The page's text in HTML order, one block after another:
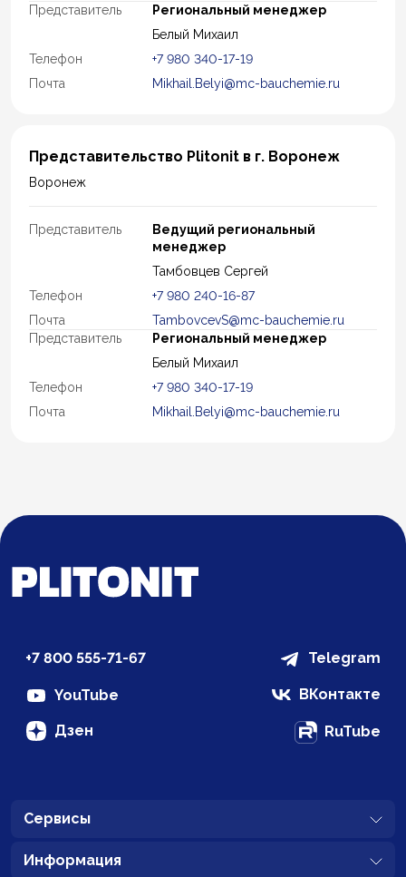
Представитель
Региональный менеджер
Белый Михаил
Телефон
+7 980 340-17-19
Почта
Mikhail.Belyi@mc-bauchemie.ru
Представительство Plitonit в г. Воронеж
Воронеж
Представитель
Ведущий региональный
менеджер
Тамбовцев Сергей
Телефон
+7 980 240-16-87
Почта
TambovcevS@mc-bauchemie.ru
Представитель
Региональный менеджер
Белый Михаил
Телефон
+7 980 340-17-19
Почта
Mikhail.Belyi@mc-bauchemie.ru
+7 800 555-71-67 Telegram
YouTube ВКонтакте
Дзен RuTube
Сервисы
Информация